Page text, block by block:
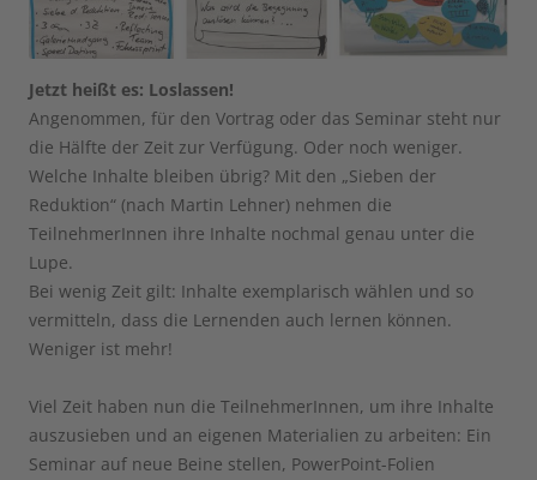
Jetzt heißt es: Loslassen!
Angenommen, für den Vortrag oder das Seminar steht nur
die Hälfte der Zeit zur Verfügung. Oder noch weniger.
Welche Inhalte bleiben übrig? Mit den „Sieben der
Reduktion“ (nach Martin Lehner) nehmen die
TeilnehmerInnen ihre Inhalte nochmal genau unter die
Lupe.
Bei wenig Zeit gilt: Inhalte exemplarisch wählen und so
vermitteln, dass die Lernenden auch lernen können.
Weniger ist mehr!
Viel Zeit haben nun die TeilnehmerInnen, um ihre Inhalte
auszusieben und an eigenen Materialien zu arbeiten: Ein
Seminar auf neue Beine stellen, PowerPoint-Folien